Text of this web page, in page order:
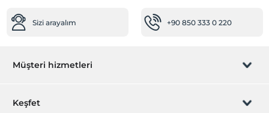
Sizi arayalım +90 850 333 0 220
Müşteri hizmetleri
Rezervasyon yönet
Keşfet